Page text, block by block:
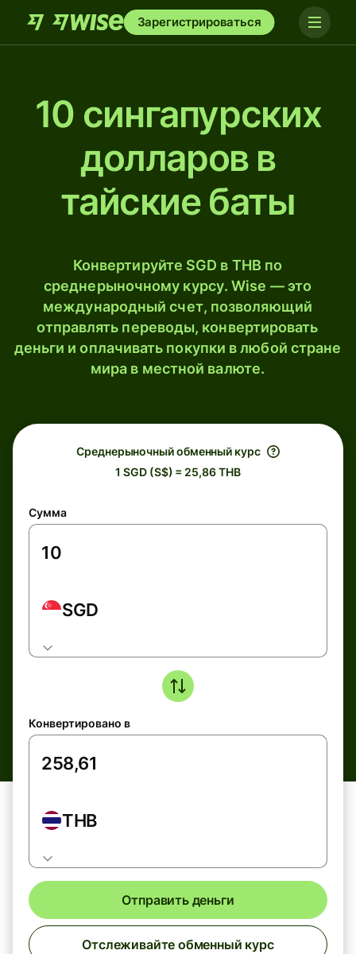
Зарегистрироваться
10 сингапурских
долларов в
тайские баты
Конвертируйте SGD в THB по
среднерыночному курсу. Wise — это
международный счет, позволяющий
отправлять переводы, конвертировать
деньги и оплачивать покупки в любой стране
мира в местной валюте.
Среднерыночный обменный курс
1 SGD (S$) = 25,86 THB
Сумма
SGD
Конвертировано в
THB
Отправить деньги
Отслеживайте обменный курс